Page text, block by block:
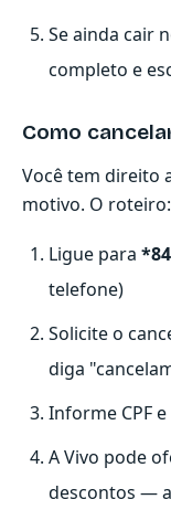
Se ainda cair
completo e
Como
Você tem direito
motivo. O roteiro:
Ligue para
telefone)
Solicite o
diga
Informe CPF
A Vivo pode
descontos —